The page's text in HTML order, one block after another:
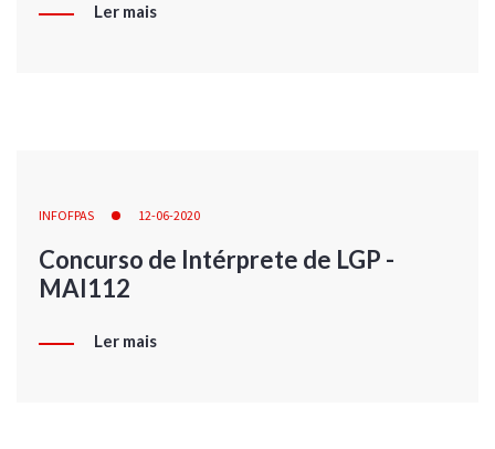
Ler mais
INFOFPAS 12-06-2020
Concurso de Intérprete de LGP -
MAI112
Ler mais